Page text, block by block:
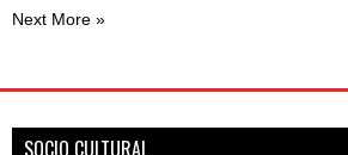
Next More »
SOCIO CULTURAL